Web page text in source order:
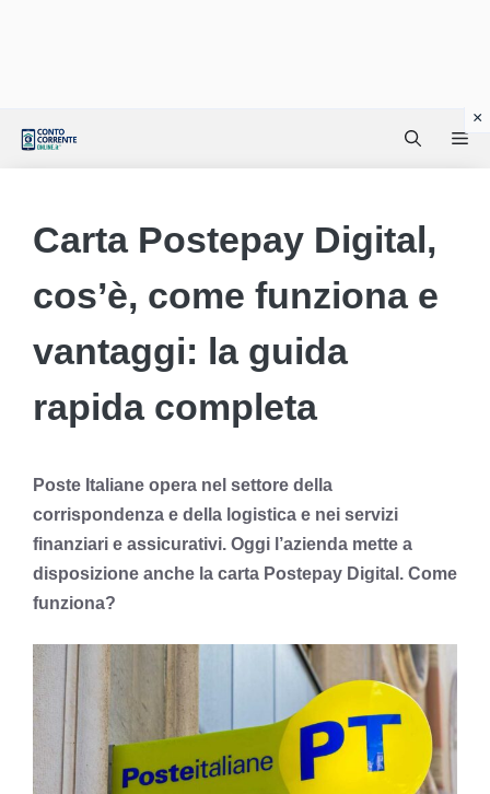
Carta Postepay Digital,
cos’è, come funziona e
vantaggi: la guida
rapida completa
Poste Italiane opera nel settore della
corrispondenza e della logistica e nei servizi
finanziari e assicurativi. Oggi l’azienda mette a
disposizione anche la carta Postepay Digital. Come
funziona?